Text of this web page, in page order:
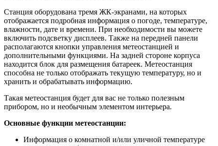
Станция оборудована тремя ЖК-экранами, на которых
отображается подробная информация о погоде, температуре,
влажности, дате и времени. При необходимости вы можете
включить подсветку дисплеев. Также на передней панели
располагаются кнопки управления метеостанцией и
дополнительными функциями. На задней стороне корпуса
находится блок для размещения батареек. Метеостанция
способна не только отображать текущую температуру, но и
хранить и обрабатывать информацию.
Такая метеостанция будет для вас не только полезным
прибором, но и необычным элементом интерьера.
Основные функции метеостанции:
Информация о комнатной и/или уличной температуре